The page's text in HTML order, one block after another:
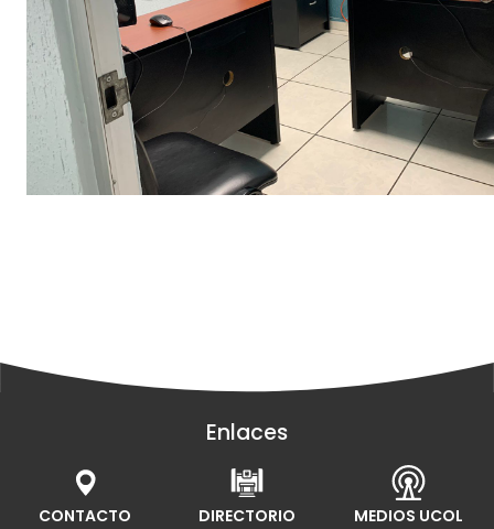
Enlaces
CONTACTO DIRECTORIO MEDIOS UCOL